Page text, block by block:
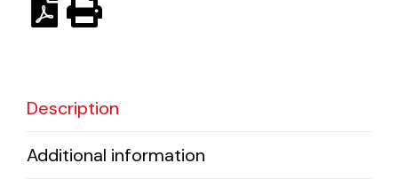
Description
Additional information